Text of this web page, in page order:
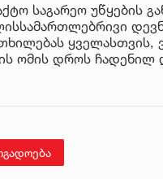
საგარეო უწყების
ყველასთვის,
ომის დროს ჩადენილ